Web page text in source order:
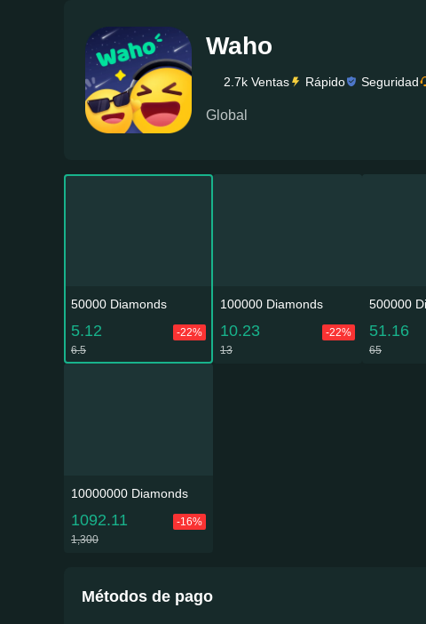
Waho
2.7k Ventas Rápido Seguridad
Global
50000 Diamonds
5.12
-22%
6.5
100000 Diamonds
10.23
-22%
13
500000
51.16
65
10000000 Diamonds
1092.11
-16%
1,300
Métodos de pago